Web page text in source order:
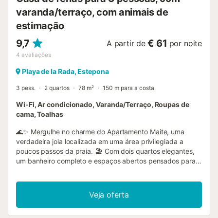
varanda/terraço, com animais de
estimação
9,7
4 avaliações
A partir de € 61 por noite
Playa de la Rada, Estepona
3 pess. 2 quartos 78 m² 150 m para a costa
Wi-Fi, Ar condicionado, Varanda/Terraço, Roupas de
cama, Toalhas
🌊✨ Mergulhe no charme do Apartamento Maite, uma
verdadeira joia localizada em uma área privilegiada a
poucos passos da praia. 🏖️ Com dois quartos elegantes,
um banheiro completo e espaços abertos pensados para o
perfeito para uma escapada tranquila. 🛌 Ao entrar, você
será recebido por um ambiente amplo que integra
harmoniosamente a sala de estar e a sala de jantar,
criando uma atmosfera ideal para relaxar e compartilhar
Veja oferta